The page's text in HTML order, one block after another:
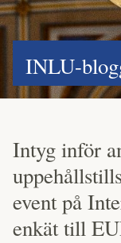
INLU-
Intyg inför
event på
enkät till